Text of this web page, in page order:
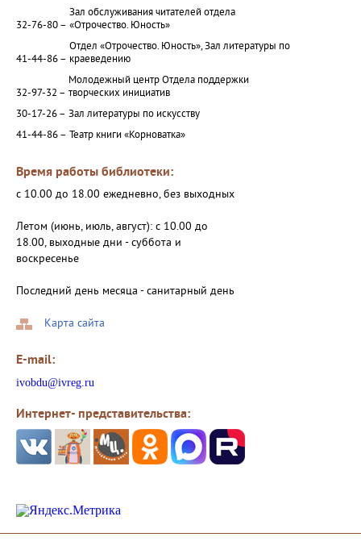
32-76-80 –
Зал обслуживания читателей отдела
«Отрочество. Юность»
41-44-86 –
Отдел «Отрочество. Юность», Зал литературы по
краеведению
32-97-32 –
Молодежный центр Отдела поддержки
творческих инициатив
30-17-26 – Зал литературы по искусству
41-44-86 – Театр книги «Корноватка»
Время работы библиотеки:
с 10.00 до 18.00 ежедневно, без выходных
Летом (июнь, июль, август): с 10.00 до
18.00, выходные дни - суббота и
воскресенье
Последний день месяца - санитарный день
Карта сайта
E-mail:
ivobdu@ivreg.ru
Интернет- представительства: